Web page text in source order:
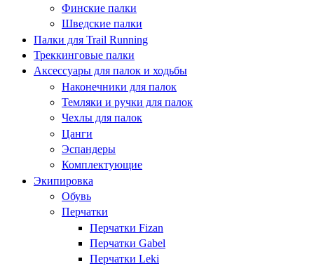
Финские палки
Шведские палки
Палки для Trail Running
Треккинговые палки
Аксессуары для палок и ходьбы
Наконечники для палок
Темляки и ручки для палок
Чехлы для палок
Цанги
Эспандеры
Комплектующие
Экипировка
Обувь
Перчатки
Перчатки Fizan
Перчатки Gabel
Перчатки Leki